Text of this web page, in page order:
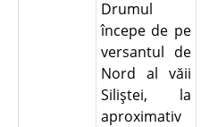
Drumul
începe de pe
versantul de
Nord al văii
Siliştei, la
aproximativ